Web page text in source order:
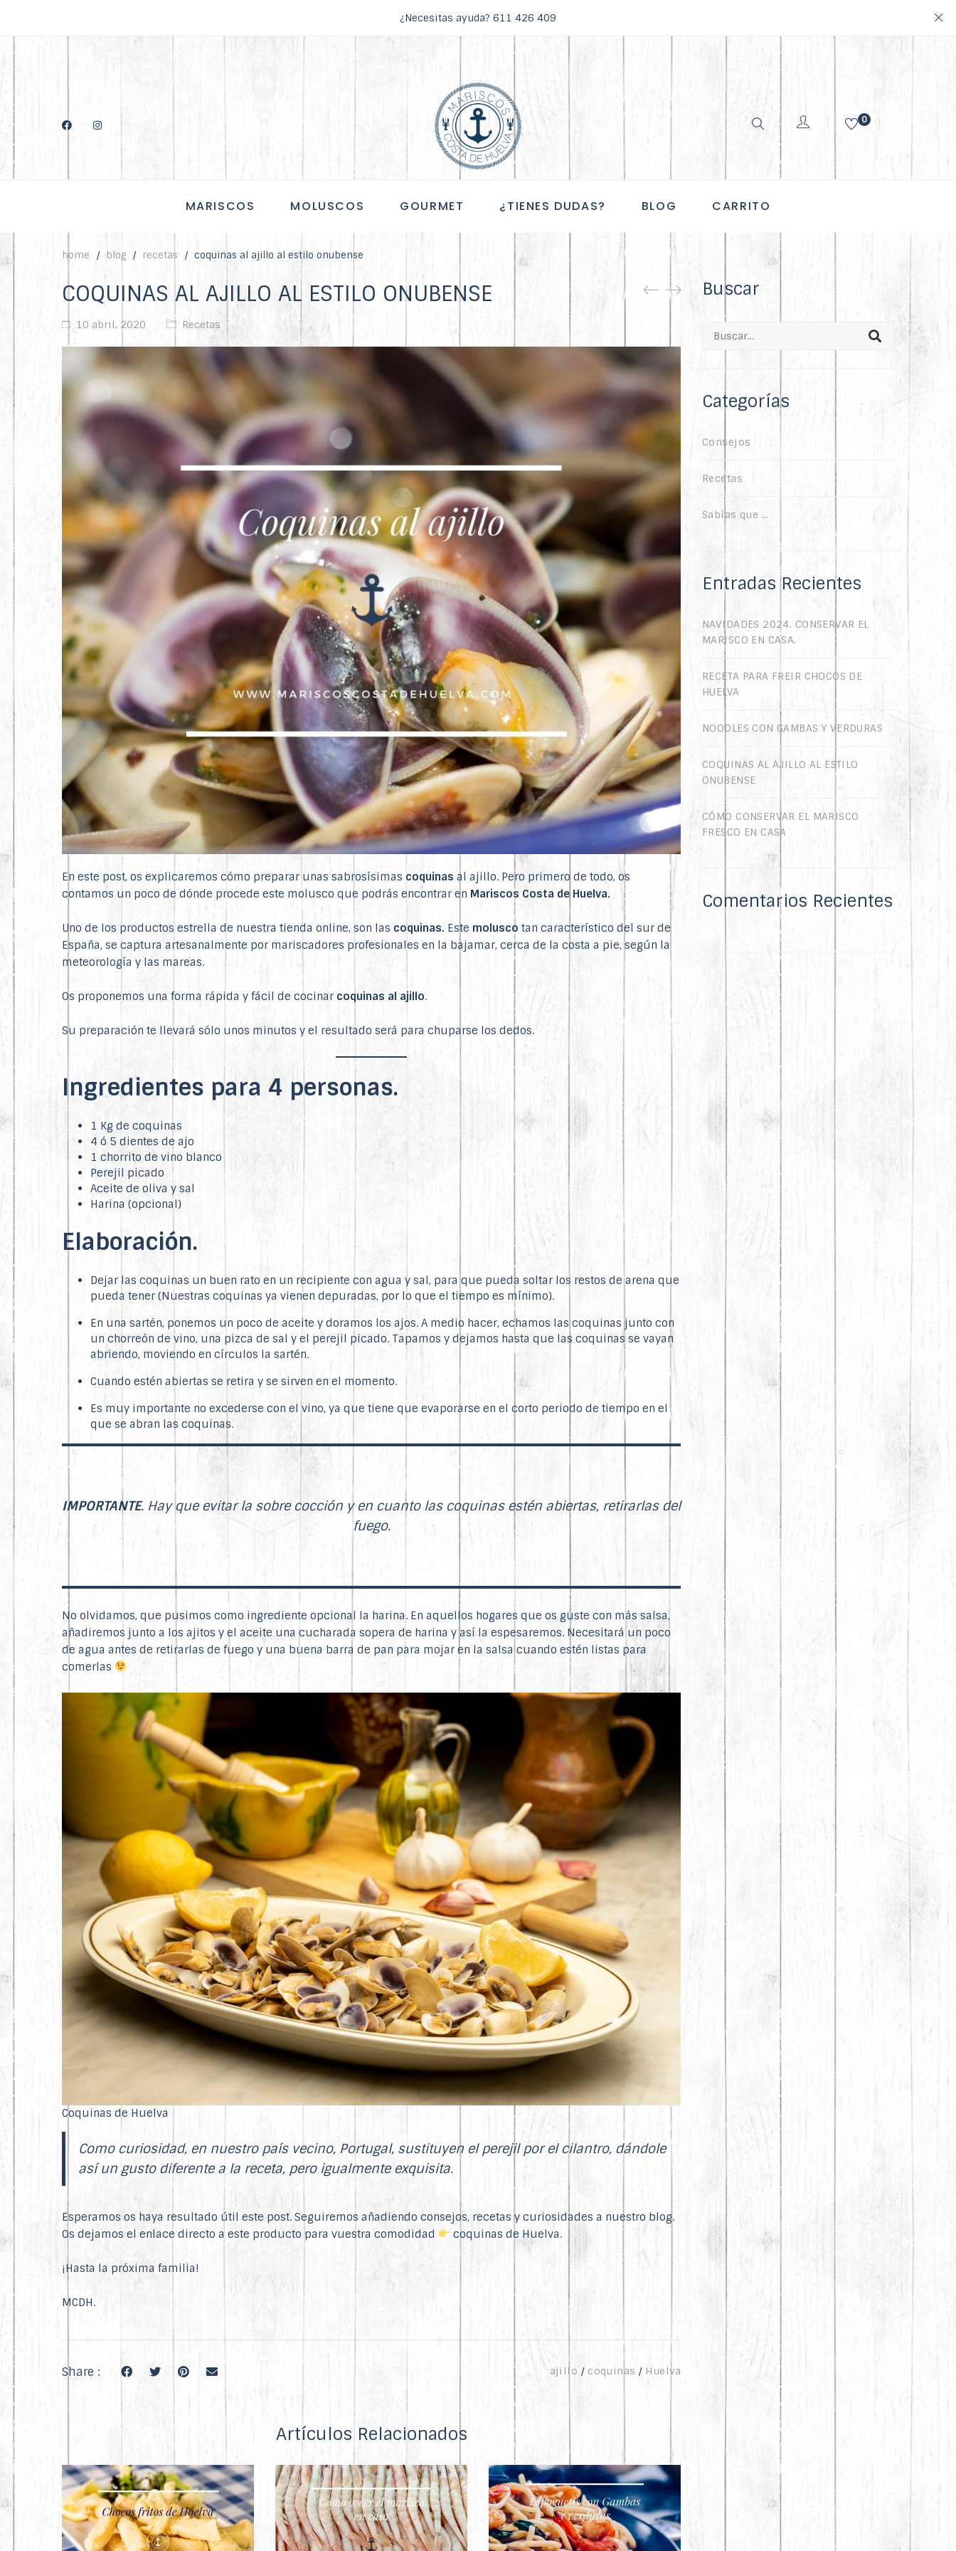
¿Necesitas ayuda? 611 426 409
0
MARISCOS MOLUSCOS GOURMET ¿TIENES DUDAS? BLOG CARRITO
home blog recetas coquinas al ajillo al estilo onubense
COQUINAS AL AJILLO AL ESTILO ONUBENSE
10 abril, 2020 Recetas
En este post, os explicaremos cómo preparar unas sabrosísimas coquinas al ajillo. Pero primero de todo, os
contamos un poco de dónde procede este molusco que podrás encontrar en Mariscos Costa de Huelva.
Uno de los productos estrella de nuestra tienda online, son las coquinas. Este molusco tan característico del sur de
España, se captura artesanalmente por mariscadores profesionales en la bajamar, cerca de la costa a pie, según la
meteorología y las mareas.
Os proponemos una forma rápida y fácil de cocinar coquinas al ajillo.
Su preparación te llevará sólo unos minutos y el resultado será para chuparse los dedos.
Ingredientes para 4 personas.
1 Kg de coquinas
4 ó 5 dientes de ajo
1 chorrito de vino blanco
Perejil picado
Aceite de oliva y sal
Harina (opcional)
Elaboración.
Dejar las coquinas un buen rato en un recipiente con agua y sal, para que pueda soltar los restos de arena que
pueda tener (Nuestras coquinas ya vienen depuradas, por lo que el tiempo es mínimo).
En una sartén, ponemos un poco de aceite y doramos los ajos. A medio hacer, echamos las coquinas junto con
un chorreón de vino, una pizca de sal y el perejil picado. Tapamos y dejamos hasta que las coquinas se vayan
abriendo, moviendo en círculos la sartén.
Cuando estén abiertas se retira y se sirven en el momento.
Es muy importante no excederse con el vino, ya que tiene que evaporarse en el corto periodo de tiempo en el
que se abran las coquinas.
IMPORTANTE. Hay que evitar la sobre cocción y en cuanto las coquinas estén abiertas, retirarlas del
fuego.
No olvidamos, que pusimos como ingrediente opcional la harina. En aquellos hogares que os guste con más salsa,
añadiremos junto a los ajitos y el aceite una cucharada sopera de harina y así la espesaremos. Necesitará un poco
de agua antes de retirarlas de fuego y una buena barra de pan para mojar en la salsa cuando estén listas para
comerlas
Coquinas de Huelva
Como curiosidad, en nuestro país vecino, Portugal, sustituyen el perejil por el cilantro, dándole
así un gusto diferente a la receta, pero igualmente exquisita.
Esperamos os haya resultado útil este post. Seguiremos añadiendo consejos, recetas y curiosidades a nuestro blog.
Os dejamos el enlace directo a este producto para vuestra comodidad
coquinas de Huelva.
¡Hasta la próxima familia!
MCDH.
Share : ajillo coquinas Huelva
Artículos Relacionados
Buscar
Search
Categorías
Consejos
Recetas
Sabías que …
Entradas Recientes
NAVIDADES 2024. CONSERVAR EL
MARISCO EN CASA.
RECETA PARA FREIR CHOCOS DE
HUELVA
NOODLES CON GAMBAS Y VERDURAS
COQUINAS AL AJILLO AL ESTILO
ONUBENSE
CÓMO CONSERVAR EL MARISCO
FRESCO EN CASA
Comentarios Recientes